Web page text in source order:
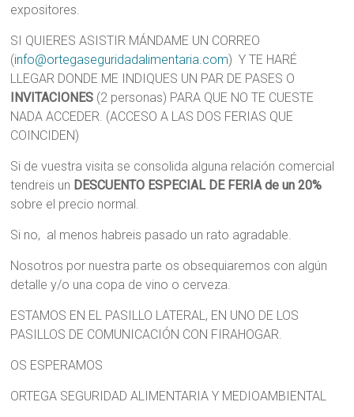
expositores.
SI QUIERES ASISTIR MÁNDAME UN CORREO
(info@ortegaseguridadalimentaria.com) Y TE HARÉ
LLEGAR DONDE ME INDIQUES UN PAR DE PASES O
INVITACIONES (2 personas) PARA QUE NO TE CUESTE
NADA ACCEDER. (ACCESO A LAS DOS FERIAS QUE
COINCIDEN)
Si de vuestra visita se consolida alguna relación comercial
tendreis un DESCUENTO ESPECIAL DE FERIA de un 20%
sobre el precio normal.
Si no, al menos habreis pasado un rato agradable.
Nosotros por nuestra parte os obsequiaremos con algún
detalle y/o una copa de vino o cerveza.
ESTAMOS EN EL PASILLO LATERAL, EN UNO DE LOS
PASILLOS DE COMUNICACIÓN CON FIRAHOGAR.
OS ESPERAMOS
ORTEGA SEGURIDAD ALIMENTARIA Y MEDIOAMBIENTAL